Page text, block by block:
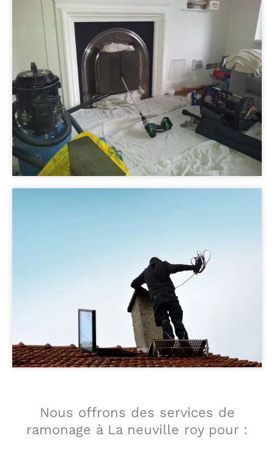
Nous offrons des services de
ramonage à La neuville roy pour :